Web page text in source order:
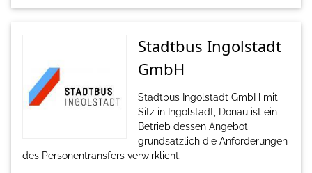
Stadtbus Ingolstadt
GmbH
Stadtbus Ingolstadt GmbH mit
Sitz in Ingolstadt, Donau ist ein
Betrieb dessen Angebot
grundsätzlich die Anforderungen
des Personentransfers verwirklicht.